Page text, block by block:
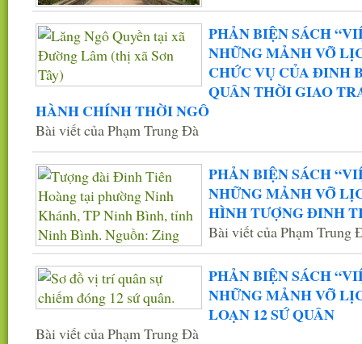
PHẢN BIỆN SÁCH
NHỮNG MẢNH VỠ
CHỨC VỤ CỦA ĐINH
QUÂN THỜI GIAO
HÀNH CHÍNH THỜI NGÔ
Bài viết của Phạm Trung Đà
PHẢN BIỆN SÁCH
NHỮNG MẢNH VỠ
HÌNH TƯỢNG ĐINH
Bài viết của Phạm Trung
PHẢN BIỆN SÁCH
NHỮNG MẢNH VỠ
LOẠN 12 SỨ QUÂN
Bài viết của Phạm Trung Đà